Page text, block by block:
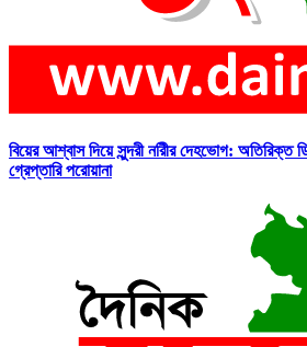
বিয়ের আশ্বাস দিয়ে সুন্দরী নরিীর দেহভোগ:
গ্রেপ্তারি পরোয়ানা